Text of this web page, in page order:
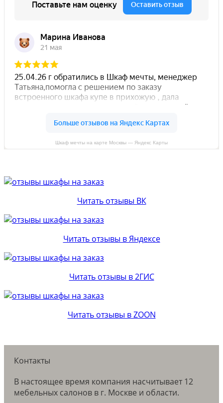
Шкаф мечты на карте Москвы — Яндекс Карты
Читать отзывы ВК
Читать отзывы в Яндексе
Читать отзывы в 2ГИС
Читать отзывы в ZOON
Контакты
В настоящее время компания насчитывает 12
мебельных салонов в г. Москве и области.